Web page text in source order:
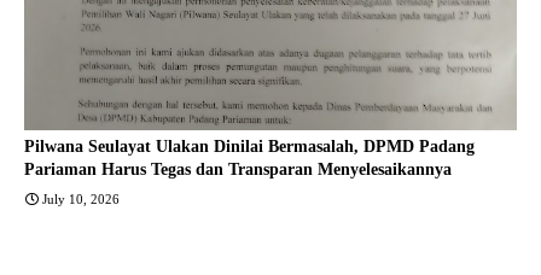
Pilwana Seulayat Ulakan Dinilai Bermasalah, DPMD Padang
Pariaman Harus Tegas dan Transparan Menyelesaikannya
July 10, 2026